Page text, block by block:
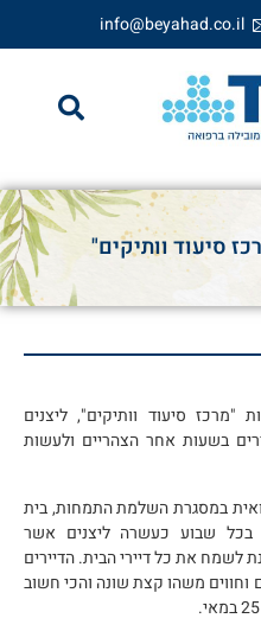
info@beyahad.co.il
סיעוד וותיקים"
"מרכז סיעוד וותיקים", ליצנים
בשעות אחר הצהריים ולעשות
במסגרת השלמת התמחות, בית
בכל שבוע כעשרה ליצנים אשר
לשמח את כל דיירי הבית. הדיירים
וחווים משהו קצת שונה והכי חשוב